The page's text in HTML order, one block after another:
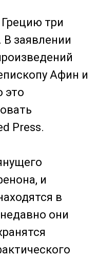
три
заявлении
Афин и
это
Press.
и
в
они